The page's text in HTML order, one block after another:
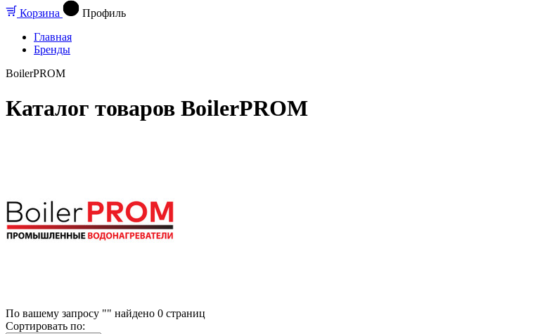
Корзина
Профиль
Главная
Бренды
BoilerPROM
Каталог товаров BoilerPROM
По вашему запросу "" найдено 0 страниц
Сортировать по: